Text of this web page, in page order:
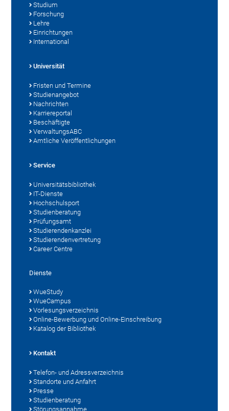
Studium
Forschung
Lehre
Einrichtungen
International
Universität
Fristen und Termine
Studienangebot
Nachrichten
Karriereportal
Beschäftigte
VerwaltungsABC
Amtliche Veröffentlichungen
Service
Universitätsbibliothek
IT-Dienste
Hochschulsport
Studienberatung
Prüfungsamt
Studierendenkanzlei
Studierendenvertretung
Career Centre
Dienste
WueStudy
WueCampus
Vorlesungsverzeichnis
Online-Bewerbung und Online-Einschreibung
Katalog der Bibliothek
Kontakt
Telefon- und Adressverzeichnis
Standorte und Anfahrt
Presse
Studienberatung
Störungsannahme